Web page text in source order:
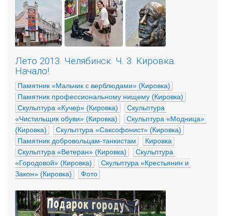
Лето 2013. Челябинск. Ч. 3. Кировка.
Начало!
Памятник «Мальчик с верблюдами» (Кировка)
Памятник профессиональному нищему (Кировка)
Скульптура «Кучер» (Кировка)
Скульптура
«Чистильщик обуви» (Кировка)
Скульптура «Модница»
(Кировка)
Скульптура «Саксофонист» (Кировка)
Памятник добровольцам-танкистам
Кировка
Скульптура «Ветеран» (Кировка)
Скульптура
«Городовой» (Кировка)
Скульптура «Крестьянин и
Закон» (Кировка)
Фото